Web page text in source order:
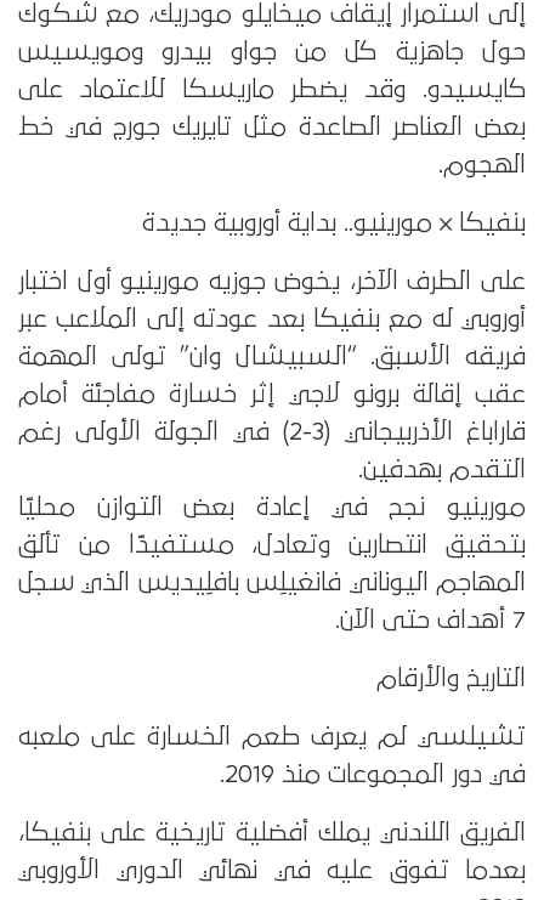
إلى استمرار إيقاف ميخايلو مودريك، مع شكوك
حول جاهزية كل من جواو بيدرو ومويسيس
كايسيدو. وقد يضطر ماريسكا للاعتماد على
بعض العناصر الصاعدة مثل تايريك جورج في خط
الهجوم.
بنفيكا × مورينيو.. بداية أوروبية جديدة
على الطرف الآخر، يخوض جوزيه مورينيو أول اختبار
أوروبي له مع بنفيكا بعد عودته إلى الملاعب عبر
فريقه الأسبق. “السبيشال وان” تولى المهمة
عقب إقالة برونو لاجي إثر خسارة مفاجئة أمام
قاراباغ الأذربيجاني (3-2) في الجولة الأولى رغم
التقدم بهدفين.
مورينيو نجح في إعادة بعض التوازن محليًا
بتحقيق انتصارين وتعادل، مستفيدًا من تألق
المهاجم اليوناني فانغيلِس بافلِيديس الذي سجل
7 أهداف حتى الآن.
التاريخ والأرقام
تشيلسي لم يعرف طعم الخسارة على ملعبه
في دور المجموعات منذ 2019.
الفريق اللندني يملك أفضلية تاريخية على بنفيكا،
بعدما تفوق عليه في نهائي الدوري الأوروبي